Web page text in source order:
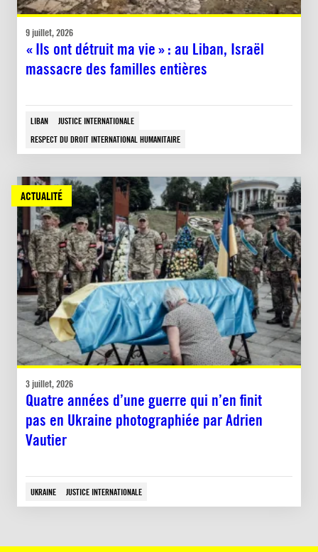
9 juillet, 2026
« Ils ont détruit ma vie » : au Liban, Israël
massacre des familles entières
LIBAN
JUSTICE INTERNATIONALE
RESPECT DU DROIT INTERNATIONAL HUMANITAIRE
ACTUALITÉ
3 juillet, 2026
Quatre années d’une guerre qui n’en finit
pas en Ukraine photographiée par Adrien
Vautier
UKRAINE JUSTICE INTERNATIONALE